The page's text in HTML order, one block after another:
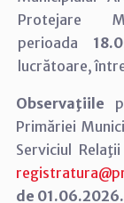
Protejare
perioada
lucrătoare,
Observaţiile
Primăriei
Serviciul
de 01.06.2026.